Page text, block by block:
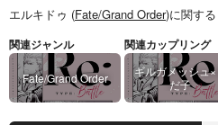
エルキドゥ (Fate/Grand Order)に関する
関連ジャンル
Fate/Grand Order
関連カップリング
ギルガメッシュ×
だ子